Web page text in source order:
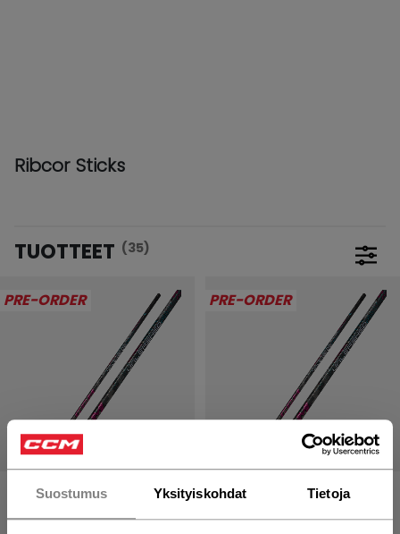
Suostumus Yksityiskohdat Tietoja
Ribcor Sticks
TUOTTEET (35)
PRE-ORDER
RIBCOR TRIGGER
SENIOR
PRE-ORDER
RIBCOR TRIGGER
INTERMEDIATE